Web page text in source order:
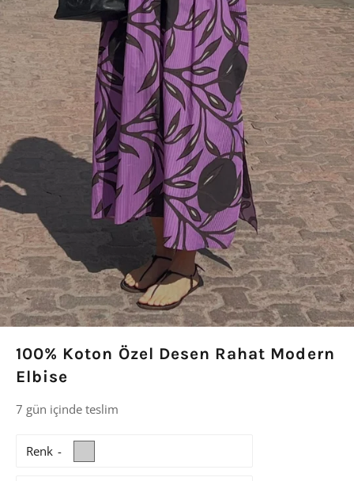
100% Koton Özel Desen Rahat Modern
Elbise
7 gün içinde teslim
Renk